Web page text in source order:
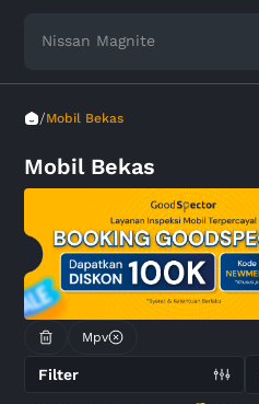
Toyota Avanza
/Mobil Bekas
Mobil Bekas
Mpv
Filter